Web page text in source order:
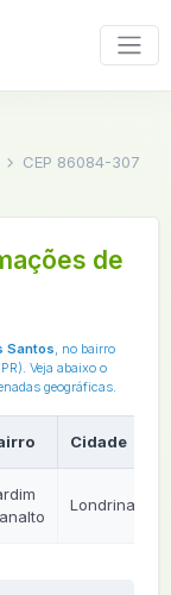
CEP 86084-307
de
Santos, no bairro
Veja abaixo o
geográficas.
Cidade
Londrina